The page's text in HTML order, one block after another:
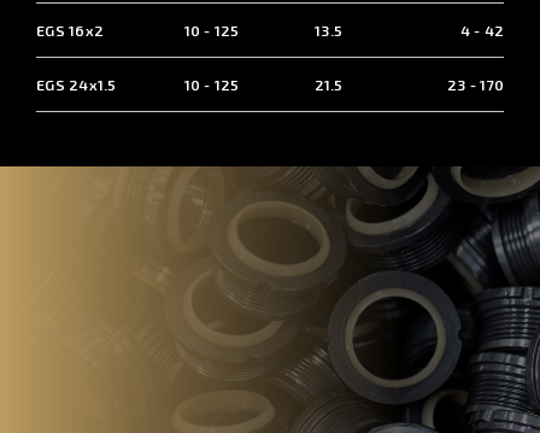
EGS 16x2 10 - 125 13.5 4 - 42
EGS 24x1.5 10 - 125 21.5 23 - 170